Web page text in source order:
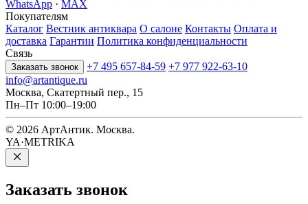
WhatsApp · MAX
Покупателям
Каталог Вестник антиквара О салоне Контакты Оплата и
доставка Гарантии Политика конфиденциальности
Связь
Заказать звонок +7 495 657-84-59 +7 977 922-63-10
info@artantique.ru
Москва, Скатертный пер., 15
Пн–Пт 10:00–19:00
© 2026 АртАнтик. Москва.
YA·METRIKA
Заказать звонок